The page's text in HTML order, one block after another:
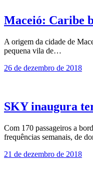
Maceió: Caribe
A origem da cidade de
pequena vila de…
26 de dezembro de 2018
SKY inaugura
Com 170 passageiros a
frequências semanais, de
21 de dezembro de 2018